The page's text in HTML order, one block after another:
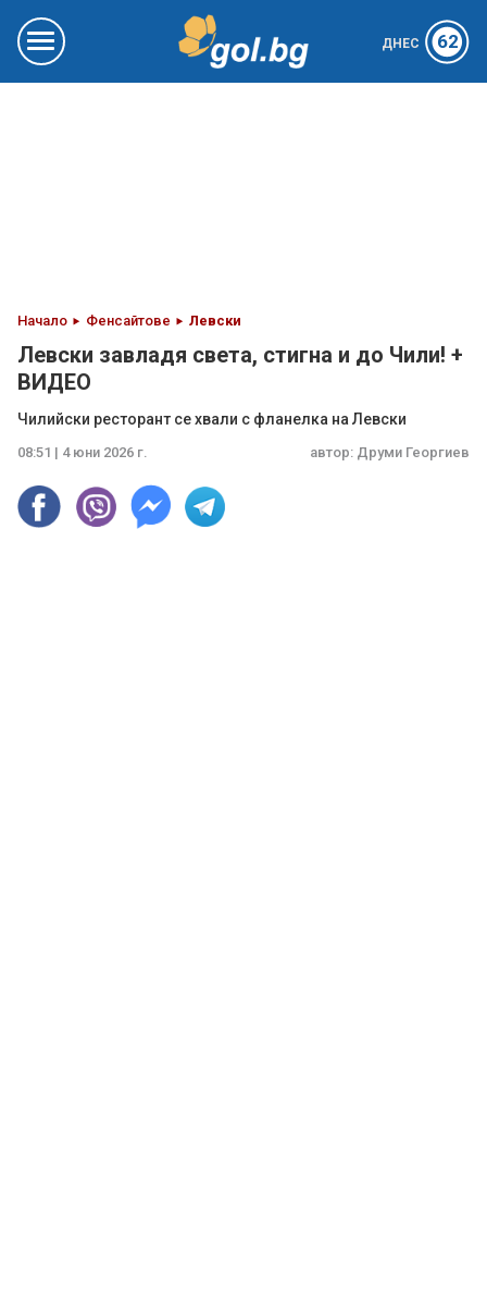
ДНЕС 62
Начало Фенсайтове Левски
Левски завладя света, стигна и до Чили! +
ВИДЕО
Чилийски ресторант се хвали с фланелка на Левски
08:51 | 4 юни 2026 г. автор: Друми Георгиев